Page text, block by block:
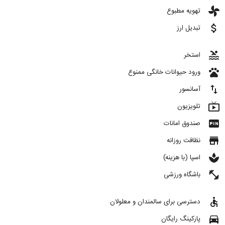
toys
تهویه مطبوع
attach_money تبدیل ارز
pool استخر
pets ورود حیوانات خانگی ممنوع
import_export آسانسور
live_tv تلویزیون
fiber_pin صندوق امانات
store نظافت روزانه
spa اسپا (با هزینه)
fitness_center باشگاه ورزشی
accessible دسترسی برای سالمندان و معلولان
directions_car پارکینگ رایگان